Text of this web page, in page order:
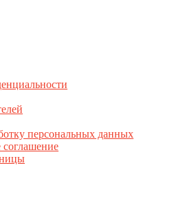
персональных данных
соглашение